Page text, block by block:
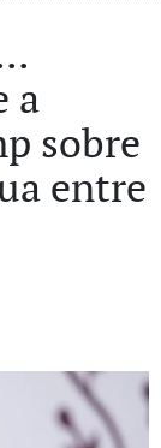
a
sobre
entre